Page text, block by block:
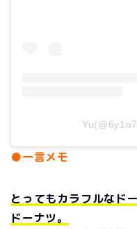
●一言メモ
とってもカラフルなド
ドーナツ。